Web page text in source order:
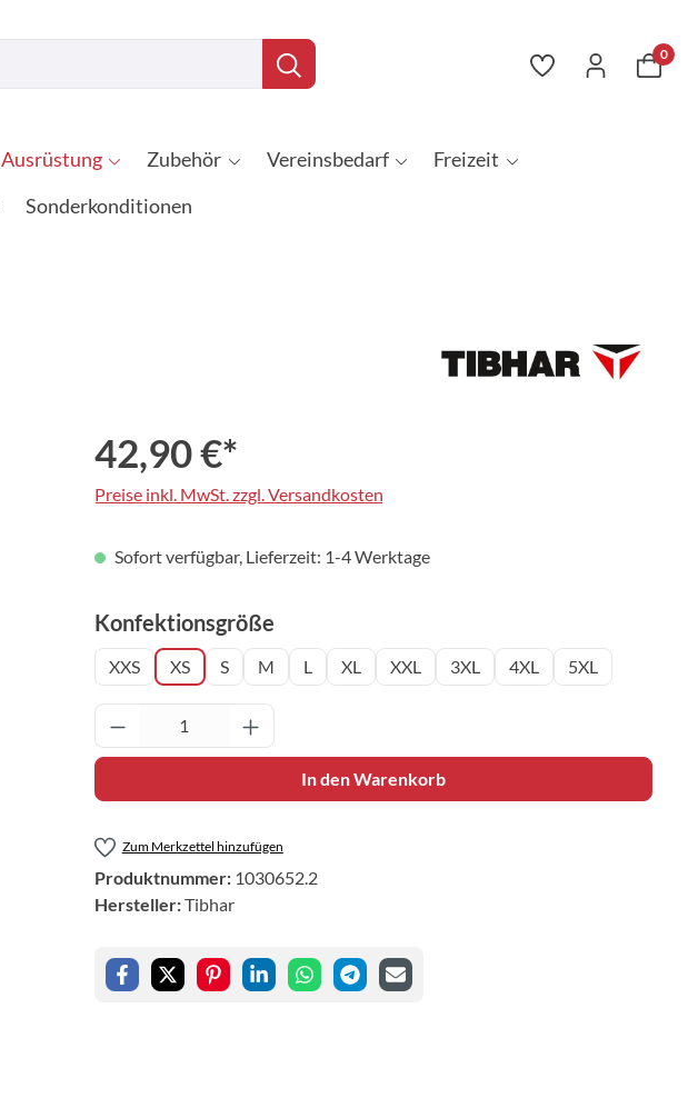
0
Ausrüstung Zubehör Vereinsbedarf
Freizeit
Sonderkonditionen
42,90 €*
Preise inkl. MwSt. zzgl. Versandkosten
Sofort verfügbar, Lieferzeit: 1-4 Werktage
Konfektionsgrößeauswählen
XXS XS S M L XL XXL 3XL 4XL 5XL
Produkt Anzahl: Gib den gewünschten Wert ein
In den Warenkorb
Zum Merkzettel hinzufügen
Produktnummer: 1030652.2
Hersteller:Tibhar